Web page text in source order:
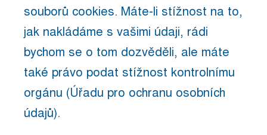
souborů cookies. Máte-li stížnost na to,
jak nakládáme s vašimi údaji, rádi
bychom se o tom dozvěděli, ale máte
také právo podat stížnost kontrolnímu
orgánu (Úřadu pro ochranu osobních
údajů).